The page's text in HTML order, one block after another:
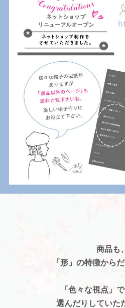
商品も、
「形」の特徴から
「色々な視点」
選んだりしていた